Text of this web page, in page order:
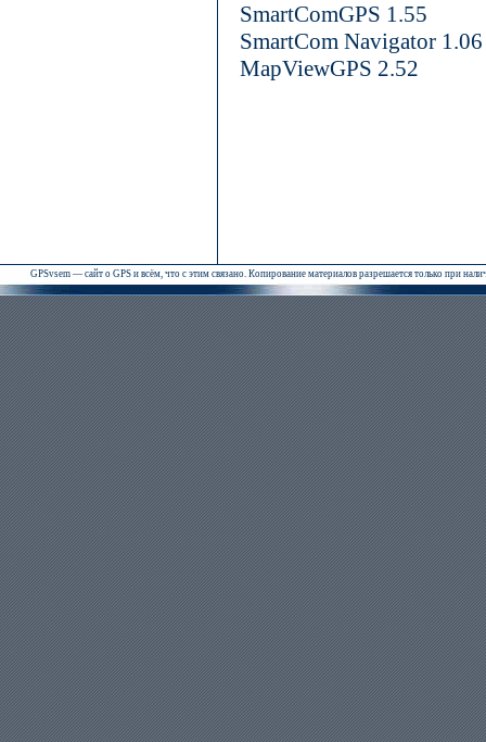
SmartComGPS 1.55
SmartCom Navigator 1.06
MapViewGPS 2.52
GPSvsem — сайт о GPS и всём, что с этим связано. Копирование материалов разрешается только при